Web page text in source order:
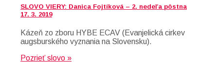
SLOVO VIERY: Danica Fojtíková – 2. nedeľa pôstna
17. 3. 2019
Kázeň zo zboru HYBE ECAV (Evanjelická cirkev
augsburského vyznania na Slovensku).
Pozrieť slovo »